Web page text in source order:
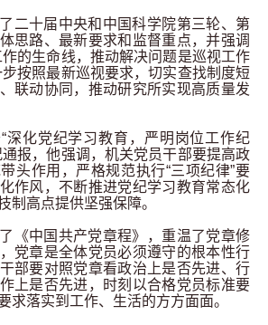
二十届中央和中国科学院第三轮、第
思路、最新要求和监督重点，并强调
的生命线，推动解决问题是巡视工作
步按照最新巡视要求，切实查找制度短
联动协同，推动研究所实现高质量发
深化党纪学习教育，严明岗位工作纪
报，他强调，机关党员干部要提高政
头作用，严格规范执行“三项纪律”要
作风，不断推进党纪学习教育常态化
制高点提供坚强保障。
《中国共产党章程》，重温了党章修
党章是全体党员必须遵守的根本性行
部要对照党章看政治上是否先进、行
上是否先进，时刻以合格党员标准要
求落实到工作、生活的方方面面。